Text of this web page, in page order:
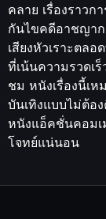
คลาย เรื่องราว
กันไขคดีอาชญาก
เสียงหัวเราะตล
ที่เน้นความรวดเ
ชม หนังเรื่องนี้เ
บันเทิงแบบไม่ต้อ
หนังแอ็คชั่นคอมเ
โจทย์แน่นอน